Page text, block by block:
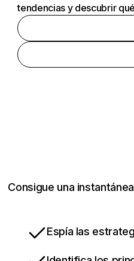
tendencias y descubrir
Consigue una
Espía las